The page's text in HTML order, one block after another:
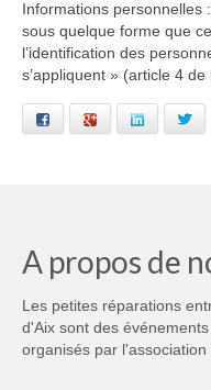
Informations personnelles
sous quelque forme que
l’identification des
s’appliquent » (article 4
Facebook Google+ LinkedIn
A propos de
Les petites réparations
d'Aix sont des
organisés par l'association